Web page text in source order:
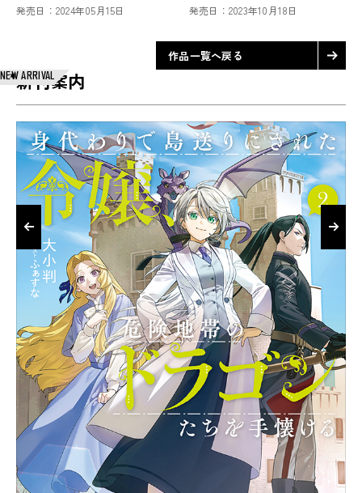
発売日： 2024年05月15日
発売日： 2023年10月18日
作品一覧へ戻る
NEW ARRIVAL
新刊案内